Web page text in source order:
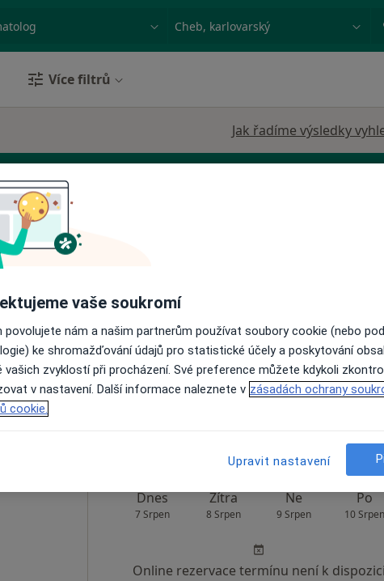
Město nebo region
Více filtrů
Jak řadíme výsledky
ČR
7 Srpen
Online rezervace termínu není k
Rezervovat termín
Dnes
7 Srpen
Zítra
8 Srpen
Ne
9 Srpen
Po
10
Online rezervace termínu není k
vaše soukromí
povolujete nám a našim partnerům používat soubory cookie (nebo
ke shromažďování údajů pro statistické účely a poskytování
vašich zvyklostí při procházení. Své preference můžete kdykoli
v nastavení. Další informace naleznete v zásadách ochrany
cookie.
Upravit nastavení